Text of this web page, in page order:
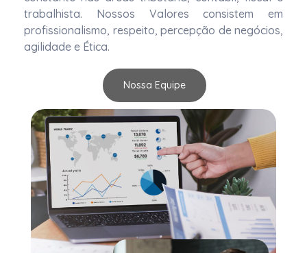
trabalhista. Nossos Valores consistem em
profissionalismo, respeito, percepção de negócios,
agilidade e Ética.
Nossa Equipe